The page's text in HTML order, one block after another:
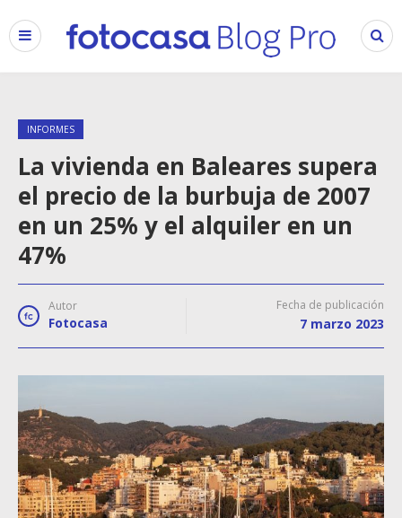
INFORMES
La vivienda en Baleares supera
el precio de la burbuja de 2007
en un 25% y el alquiler en un
47%
Autor
Fotocasa
Fecha de publicación
7 marzo 2023